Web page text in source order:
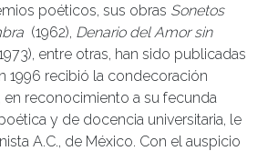
poéticos, sus obras Sonetos
(1962), Denario del Amor sin
entre otras, han sido publicadas
1996 recibió la condecoración
en reconocimiento a su fecunda
y de docencia universitaria, le
A.C., de México. Con el auspicio